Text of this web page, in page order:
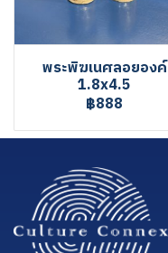
พระพิฆเนศลอยองค์
1.8x4.5
฿888